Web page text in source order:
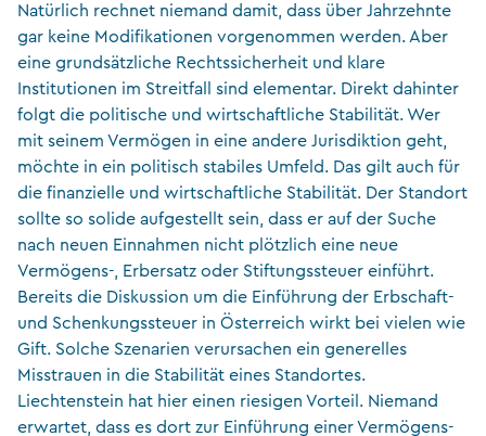
Natürlich rechnet niemand damit, dass über Jahrzehnte
gar keine Modifikationen vorgenommen werden. Aber
eine grundsätzliche Rechtssicherheit und klare
Institutionen im Streitfall sind elementar. Direkt dahinter
folgt die politische und wirtschaftliche Stabilität. Wer
mit seinem Vermögen in eine andere Jurisdiktion geht,
möchte in ein politisch stabiles Umfeld. Das gilt auch für
die finanzielle und wirtschaftliche Stabilität. Der Standort
sollte so solide aufgestellt sein, dass er auf der Suche
nach neuen Einnahmen nicht plötzlich eine neue
Vermögens-, Erbersatz oder Stiftungssteuer einführt.
Bereits die Diskussion um die Einführung der Erbschaft-
und Schenkungssteuer in Österreich wirkt bei vielen wie
Gift. Solche Szenarien verursachen ein generelles
Misstrauen in die Stabilität eines Standortes.
Liechtenstein hat hier einen riesigen Vorteil. Niemand
erwartet, dass es dort zur Einführung einer Vermögens-